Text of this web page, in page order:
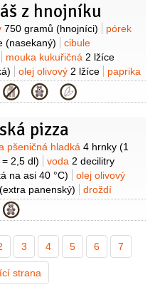
z hnojníku
750 gramů (hnojníci)
pórek
(nasekaný)
cibule
mouka kukuřičná 2 lžíce
olej olivový 2 lžíce
paprika
1 lžíce česnek
kmín
pizza
pšeničná hladká 4 hrnky (1
2,5 dl)
voda 2 decilitry
na asi 40 °C)
olej olivový
(extra panenský)
droždí
sůl mořská2 lžičky
náplň (rajčatová omáčka,
černé olivy, bazalka,
bazalka...)
3 4 5 6 7
strana